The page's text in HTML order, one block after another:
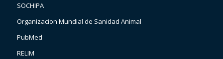
SOCHIPA
Organizacion Mundial de Sanidad Animal
PubMed
RELIM